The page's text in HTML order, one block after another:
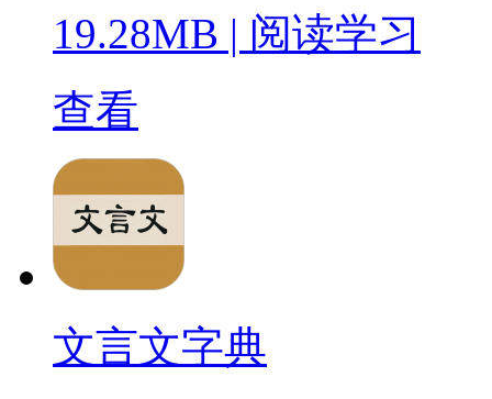
19.28MB | 阅读学习
查看
文言文字典